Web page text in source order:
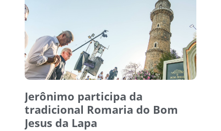
Jerônimo participa da
tradicional Romaria do Bom
Jesus da Lapa